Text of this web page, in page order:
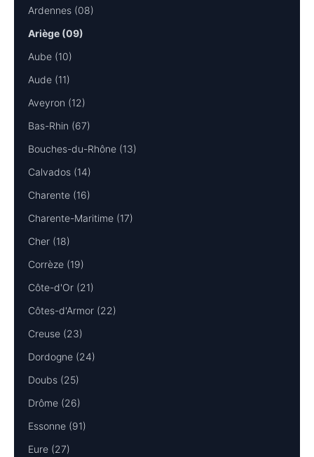
Ardennes (08)
Ariège (09)
Aube (10)
Aude (11)
Aveyron (12)
Bas-Rhin (67)
Bouches-du-Rhône (13)
Calvados (14)
Charente (16)
Charente-Maritime (17)
Cher (18)
Corrèze (19)
Côte-d'Or (21)
Côtes-d'Armor (22)
Creuse (23)
Dordogne (24)
Doubs (25)
Drôme (26)
Essonne (91)
Eure (27)